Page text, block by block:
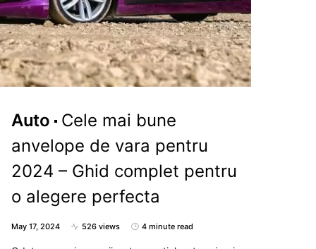
Auto
Cele mai bune
anvelope de vara pentru
2024 – Ghid complet pentru
o alegere perfecta
May 17, 2024 526 views 4 minute read